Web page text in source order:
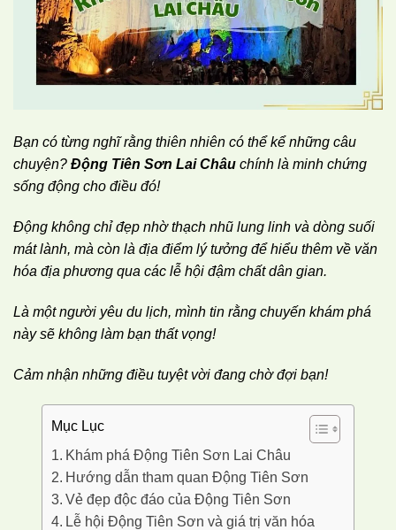
Bạn có từng nghĩ rằng thiên nhiên có thể kể những câu
chuyện? Động Tiên Sơn Lai Châu chính là minh chứng
sống động cho điều đó!
Động không chỉ đẹp nhờ thạch nhũ lung linh và dòng suối
mát lành, mà còn là địa điểm lý tưởng để hiểu thêm về văn
hóa địa phương qua các lễ hội đậm chất dân gian.
Là một người yêu du lịch, mình tin rằng chuyến khám phá
này sẽ không làm bạn thất vọng!
Cảm nhận những điều tuyệt vời đang chờ đợi bạn!
Mục Lục
Khám phá Động Tiên Sơn Lai Châu
Hướng dẫn tham quan Động Tiên Sơn
Vẻ đẹp độc đáo của Động Tiên Sơn
Lễ hội Động Tiên Sơn và giá trị văn hóa